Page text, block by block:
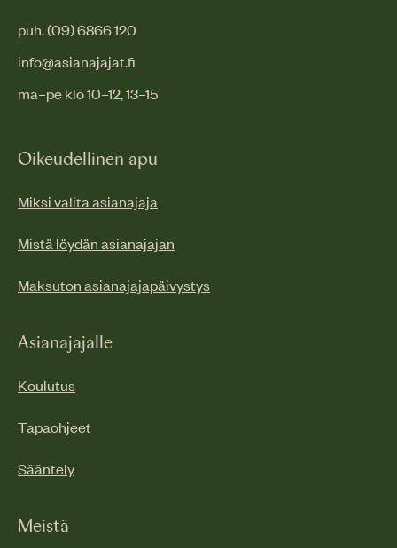
puh. (09) 6866 120
info@asianajajat.fi
ma–pe klo 10–12, 13–15
Oikeudellinen apu
Miksi valita asianajaja
Mistä löydän asianajajan
Maksuton asianajajapäivystys
Asianajajalle
Koulutus
Tapaohjeet
Sääntely
Meistä